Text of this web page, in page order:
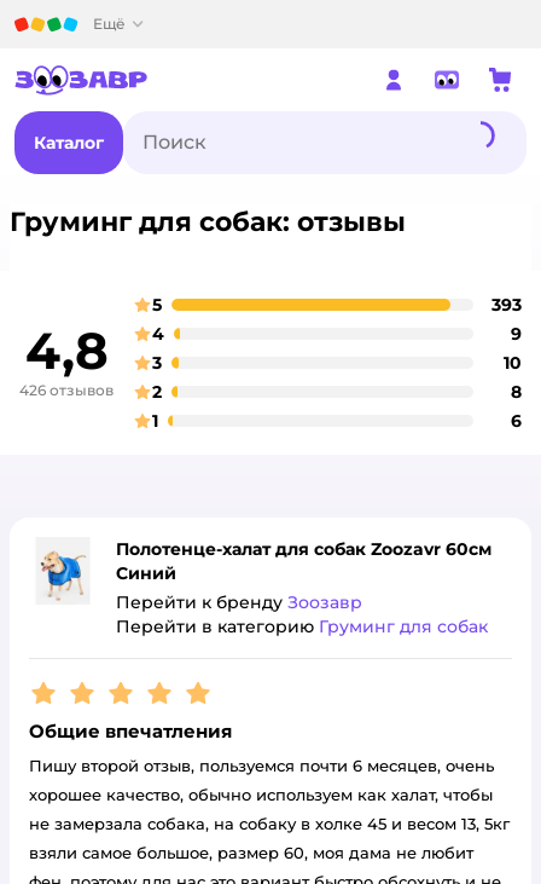
Ещё
Каталог
Груминг для собак: отзывы
4,8
426 отзывов
оценка
5 393
оценка
4 9
оценка
3 10
оценка
2 8
оценка
1 6
Полотенце-халат для собак Zoozavr 60см
Синий
Перейти к бренду Зоозавр
Перейти в категорию Груминг для собак
Рейтинг:5
Общие впечатления
Пишу второй отзыв, пользуемся почти 6 месяцев, очень
хорошее качество, обычно используем как халат, чтобы
не замерзала собака, на собаку в холке 45 и весом 13, 5кг
взяли самое большое, размер 60, моя дама не любит